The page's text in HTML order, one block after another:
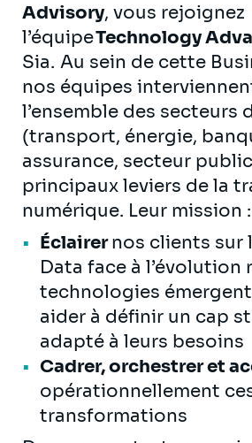
Advisory, vous rejoignez
l’équipeTechnology
Sia. Au sein de cette
nos équipes
l’ensemble des secteurs
(transport, énergie,
assurance, secteur
principaux leviers de la
numérique. Leur mission :
Éclairernos clients sur
Data face à l’évolution
technologies
aider à définir un cap
adapté à leurs besoins
Cadrer, orchestrer et
opérationnellement
transformations